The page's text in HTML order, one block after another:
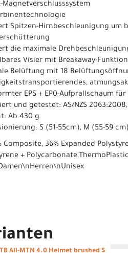
Magnetverschlusssystem
Spitzen-Hirnbeschleunigung
die maximale
Visier mit Breakaway-
Belüftung mit 18
EPS + EP0-Aufprallschaum
und getestet: AS/NZS 2063:2008,
Ab 430 g
S (51-55cm), M (55-59
Composite, 36% Expanded
+ Polycarbonate,ThermoPlastic
All-MTN 4.0 Helmet brushed S